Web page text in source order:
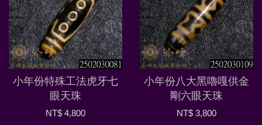
小年份特殊工法虎牙七
眼天珠
NT$ 4,800
小年份八大黑嚕嘎供金
剛六眼天珠
NT$ 3,800